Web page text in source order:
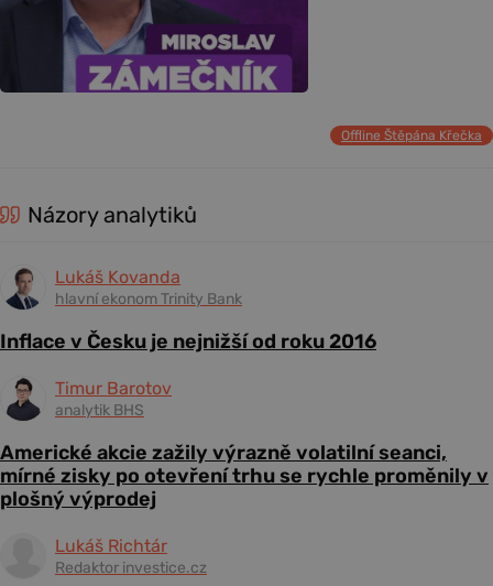
Offline Štěpána Křečka
Názory analytiků
Lukáš Kovanda
hlavní ekonom Trinity Bank
Inflace v Česku je nejnižší od roku 2016
Timur Barotov
analytik BHS
Americké akcie zažily výrazně volatilní seanci,
mírné zisky po otevření trhu se rychle proměnily v
plošný výprodej
Lukáš Richtár
Redaktor investice.cz